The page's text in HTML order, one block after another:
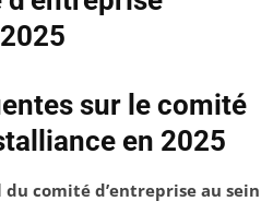
sur le comité
en 2025
comité d’entreprise au sein